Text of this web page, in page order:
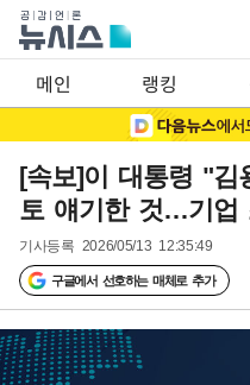
메인 랭킹
[속보]이 대통령 "김
토 얘기한 것…기업
기사등록 2026/05/13 12:35:49
구글에서 선호하는 매체로 추가